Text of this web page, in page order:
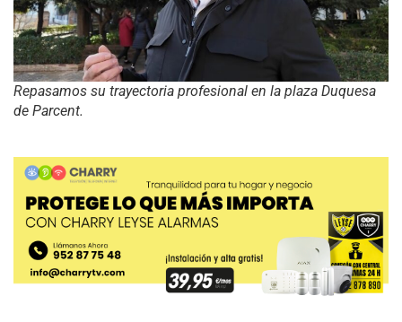
Repasamos su trayectoria profesional en la plaza Duquesa
de Parcent.